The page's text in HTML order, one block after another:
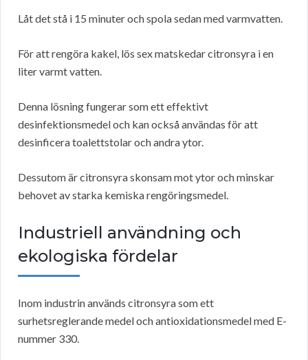
Låt det stå i 15 minuter och spola sedan med varmvatten.
För att rengöra kakel, lös sex matskedar citronsyra i en
liter varmt vatten.
Denna lösning fungerar som ett effektivt
desinfektionsmedel och kan också användas för att
desinficera toalettstolar och andra ytor.
Dessutom är citronsyra skonsam mot ytor och minskar
behovet av starka kemiska rengöringsmedel.
Industriell användning och
ekologiska fördelar
Inom industrin används citronsyra som ett
surhetsreglerande medel och antioxidationsmedel med E-
nummer 330.